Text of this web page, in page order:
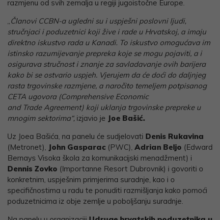
razmjenu od svih zemalja u regiji jugoistočne Europe.
Članovi CCBN-a ugledni su i uspješni poslovni ljudi,
stručnjaci i poduzetnici koji žive i rade u Hrvatskoj, a imaju
direktno iskustvo rada u Kanadi. To iskustvo omogućava im
istinsko razumijevanje prepreka koje se mogu pojaviti, a i
osigurava stručnost i znanje za savladavanje ovih barijera
kako bi se ostvario uspjeh. Vjerujem da će doći do daljnjeg
rasta trgovinske razmjene, a naročito temeljem potpisanog
CETA ugovora (Comprehensive Economic
and Trade Agreement) koji uklanja trgovinske prepreke u
mnogim sektorima“, izjavio je Joe Bašić.
Uz Joea Bašića, na panelu će sudjelovati Denis Rukavina
(Metronet),
John Gasparac (PWC), Adrian Beljo (Edward
Bernays Visoka škola za komunikacijski menadžment) i
Dennis Zovko (Importanne Resort Dubrovnik) i govoriti o
konkretnim, uspješnim primjerima suradnje, kao i o
specifičnostima u radu te ponuditi razmišljanja kako pomoći
poduzetnicima iz obje zemlje u poboljšanju suradnje.